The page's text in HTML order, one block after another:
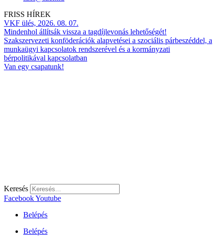
FRISS HÍREK
VKF ülés, 2026. 08. 07.
Mindenhol állítsák vissza a tagdíjlevonás lehetőségét!
Szakszervezeti konföderációk alapvetései a szociális párbeszéddel, a
munkaügyi kapcsolatok rendszerével és a kormányzati
bérpolitikával kapcsolatban
Van egy csapatunk!
Keresés
FacebookYoutube
Belépés
Belépés